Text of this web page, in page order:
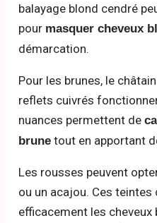
balayage blond cendré
pour masquer cheveux
démarcation.
Pour les brunes, le
reflets cuivrés
nuances permettent de
brune tout en apportant
Les rousses peuvent
ou un acajou. Ces
efficacement les